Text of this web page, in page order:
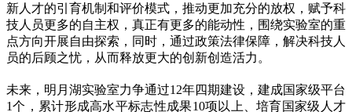
新人才的引育机制和评价模式，推动更加充分的放权，赋予科
技人员更多的自主权，真正有更多的能动性，围绕实验室的重
点方向开展自由探索，同时，通过政策法律保障，解决科技人
员的后顾之忧，从而释放更大的创新创造活力。
未来，明月湖实验室力争通过12年四期建设，建成国家级平台
1个，累计形成高水平标志性成果10项以上、培育国家级人才